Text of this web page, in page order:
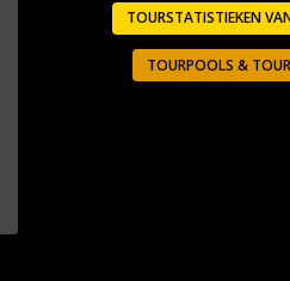
TOURSTATISTIEKEN
TOURPOOLS &